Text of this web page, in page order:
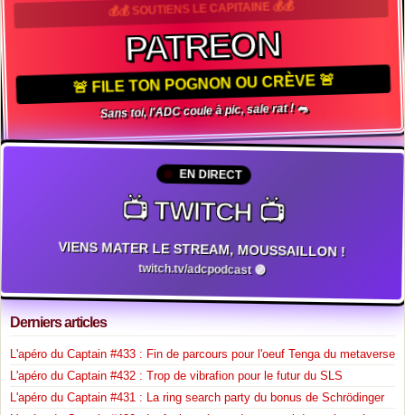
💰💰 SOUTIENS LE CAPITAINE 💰💰
PATREON
🚨 FILE TON POGNON OU CRÈVE 🚨
Sans toi, l'ADC coule à pic, sale rat ! 🐀
EN DIRECT
📺 TWITCH 📺
VIENS MATER LE STREAM, MOUSSAILLON !
twitch.tv/adcpodcast 🟣
Derniers articles
L'apéro du Captain #433 : Fin de parcours pour l'oeuf Tenga du metaverse
L'apéro du Captain #432 : Trop de vibrafion pour le futur du SLS
L'apéro du Captain #431 : La ring search party du bonus de Schrödinger